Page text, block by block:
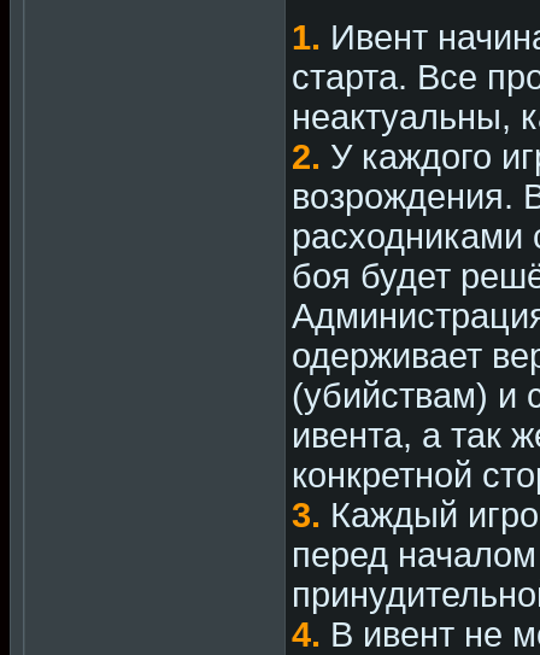
1. Ивент
старта. Все
неактуальны,
2. У каждого
возрождения.
расходниками
боя будет
одерживает
(убийствам) и
ивента, а так
конкретной
3. Каждый
перед
4. В ивент не